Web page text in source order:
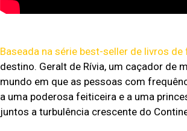
Baseada na série best-seller de livros de
destino. Geralt de Rívia, um caçador de
mundo em que as pessoas com
a uma poderosa feiticeira e a uma
juntos a turbulência crescente do